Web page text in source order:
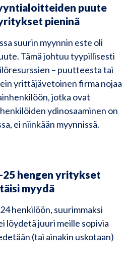
puute
pieninä
suurin myynnin este oli
Tämä johtuu tyypillisesti
– puutteesta tai
yrittäjävetoinen firma nojaa
jotka ovat
ydinosaaminen on
ei niinkään myynnissä.
25 hengen yritykset
myydä
henkilöön, suurimmaksi
löydetä juuri meille sopivia
(tai ainakin uskotaan)